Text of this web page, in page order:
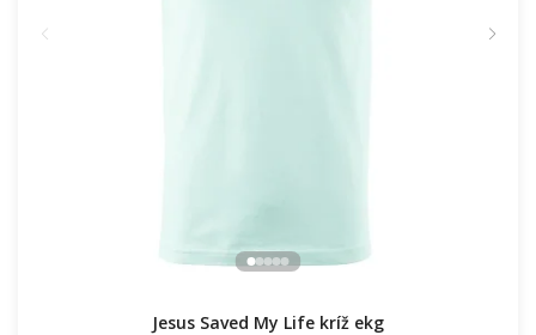
Jesus Saved My Life kríž ekg